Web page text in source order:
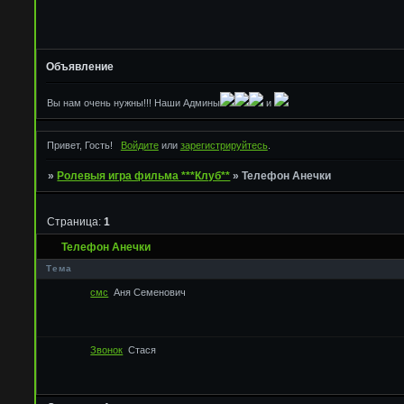
Объявление
Вы нам очень нужны!!! Наши Админы и
Привет, Гость! Войдитеили зарегистрируйтесь.
» Ролевыя игра фильма ***Клуб** »Телефон Анечки
Телефон Анечки
Страница:1
Тема
смс
Аня Семенович
Звонок Стася